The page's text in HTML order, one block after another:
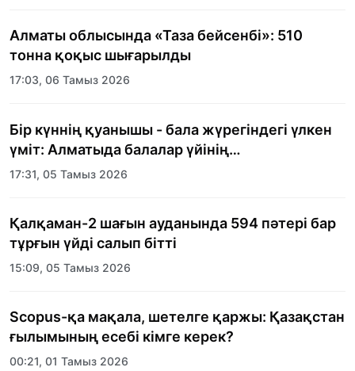
Алматы облысында «Таза бейсенбі»: 510
тонна қоқыс шығарылды
17:03, 06 Тамыз 2026
Бір күннің қуанышы - бала жүрегіндегі үлкен
үміт: Алматыда балалар үйінің
тәрбиеленушілеріне мерекелік күн
17:31, 05 Тамыз 2026
Қалқаман-2 шағын ауданында 594 пәтері бар
тұрғын үйді салып бітті
15:09, 05 Тамыз 2026
Scopus-қа мақала, шетелге қаржы: Қазақстан
ғылымының есебі кімге керек?
00:21, 01 Тамыз 2026